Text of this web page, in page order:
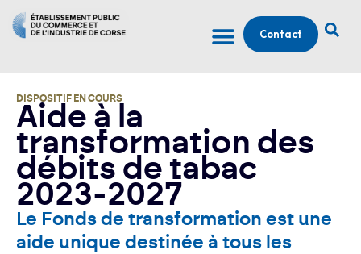
Contact
DISPOSITIF EN COURS
Aide à la
transformation des
débits de tabac
2023-2027
Le Fonds de transformation est une
aide unique destinée à tous les